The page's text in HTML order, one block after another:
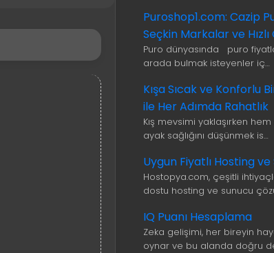
Puroshop1.com: Cazip
Seçkin Markalar ve
Puro dünyasında puro
arada bulmak isteyenler iç…
Kışa Sıcak ve Konforlu
ile Her Adımda Rahatlık
Kış mevsimi yaklaşırken
ayak sağlığını düşünmek is…
Uygun Fiyatlı Hosting
Hostopya.com, çeşitli
dostu hosting ve sunucu
IQ Puanı Hesaplama
Zeka gelişimi, her bireyin
oynar ve bu alanda doğru